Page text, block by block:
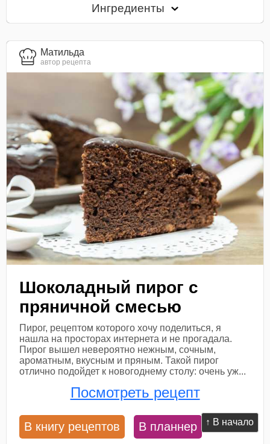
↑ В начало
Ингредиенты
Матильда
автор рецепта
Шоколадный пирог с
пряничной смесью
Пирог, рецептом которого хочу поделиться, я
нашла на просторах интернета и не прогадала.
Пирог вышел невероятно нежным, сочным,
ароматным, вкусным и пряным. Такой пирог
отлично подойдет к новогоднему столу: очень уж...
Посмотреть рецепт
В книгу рецептов В планнер